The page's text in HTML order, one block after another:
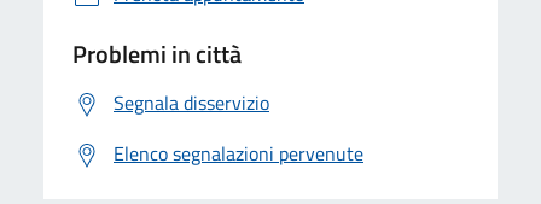
Problemi in città
Segnala disservizio
Elenco segnalazioni pervenute